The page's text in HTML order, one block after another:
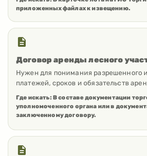
приложенных файлах к извещению.
Договор аренды лесного
Нужен для понимания разрешенного
платежей, сроков и обязательств
Где искать: В составе документации
уполномоченного органа или в
заключенному договору.